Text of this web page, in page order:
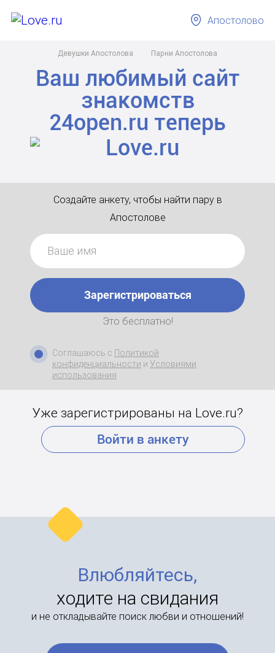
Девушки Апостолова Парни Апостолова
Апостолово
Ваш любимый сайт
знакомств
24open.ru теперь
Создайте анкету, чтобы найти пару в
Апостолове
Зарегистрироваться
Это бесплатно!
Соглашаюсь с Политикой
конфиденциальности и Условиями
использования
Уже зарегистрированы на Love.ru?
Войти в анкету
Влюбляйтесь,
ходите на свидания
и не откладывайте поиск любви и отношений!